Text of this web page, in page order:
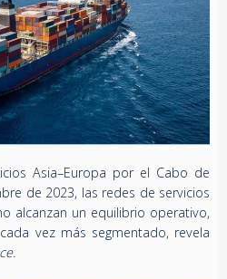
Asia–Europa por el Cabo de
de 2023, las redes de servicios
alcanzan un equilibrio operativo,
vez más segmentado, revela
.